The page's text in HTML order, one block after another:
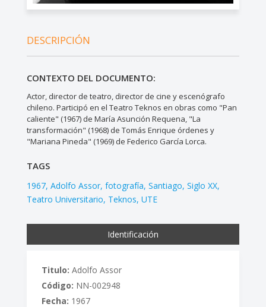
DESCRIPCIÓN
CONTEXTO DEL DOCUMENTO:
Actor, director de teatro, director de cine y escenógrafo
chileno. Participó en el Teatro Teknos en obras como "Pan
caliente" (1967) de María Asunción Requena, "La
transformación" (1968) de Tomás Enrique órdenes y
"Mariana Pineda" (1969) de Federico García Lorca.
TAGS
1967 Adolfo Assor fotografía Santiago Siglo XX
Teatro Universitario Teknos UTE
Identificación
Titulo: Adolfo Assor
Código: NN-002948
Fecha: 1967